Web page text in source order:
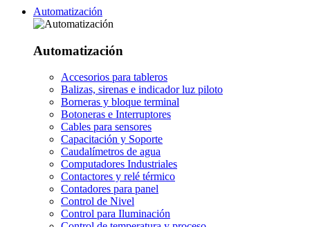
Automatización
Automatización
Accesorios para tableros
Balizas, sirenas e indicador luz piloto
Borneras y bloque terminal
Botoneras e Interruptores
Cables para sensores
Capacitación y Soporte
Caudalímetros de agua
Computadores Industriales
Contactores y relé térmico
Contadores para panel
Control de Nivel
Control para Iluminación